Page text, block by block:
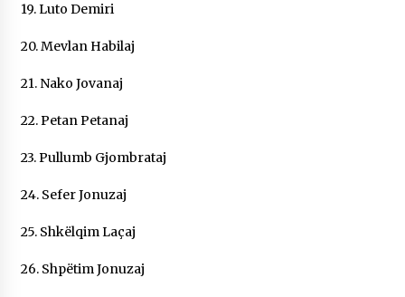
19. Luto Demiri
20. Mevlan Habilaj
21. Nako Jovanaj
22. Petan Petanaj
23. Pullumb Gjombrataj
24. Sefer Jonuzaj
25. Shkëlqim Laçaj
26. Shpëtim Jonuzaj